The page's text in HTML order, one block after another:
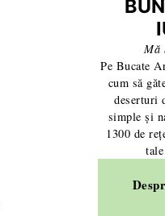
Mă
Pe Bucate
cum să
deserturi
simple și
1300 de